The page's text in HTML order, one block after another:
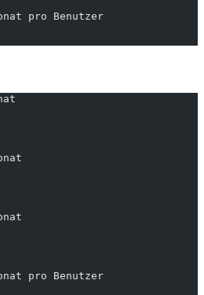
pro Benutzer
pro Benutzer